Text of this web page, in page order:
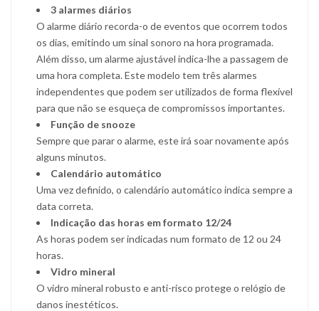
3 alarmes diários
O alarme diário recorda-o de eventos que ocorrem todos
os dias, emitindo um sinal sonoro na hora programada.
Além disso, um alarme ajustável indica-lhe a passagem de
uma hora completa. Este modelo tem três alarmes
independentes que podem ser utilizados de forma flexível
para que não se esqueça de compromissos importantes.
Função de snooze
Sempre que parar o alarme, este irá soar novamente após
alguns minutos.
Calendário automático
Uma vez definido, o calendário automático indica sempre a
data correta.
Indicação das horas em formato 12/24
As horas podem ser indicadas num formato de 12 ou 24
horas.
Vidro mineral
O vidro mineral robusto e anti-risco protege o relógio de
danos inestéticos.